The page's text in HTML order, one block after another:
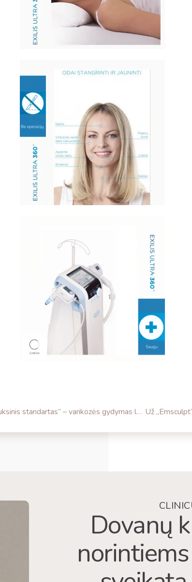
“Auksinis standartas” – varikozės gydymas lazeriu
Dovanų